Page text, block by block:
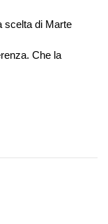
scelta di Marte
Che la